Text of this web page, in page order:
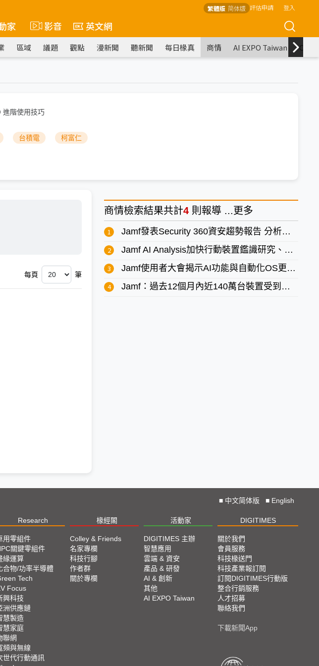
繁體版 简体版 評估申請 登入
家 影音 英文網
區域 議題 觀點 漫新聞 聽新聞 每日椽真 商情 AI EXPO Taiwan
進階使用技巧
台積電 柯富仁
每頁 筆
商情檢索結果共計4 則報導 ... 更多
Jamf發表Security 360資安趨勢報告 分析Mac與行動裝置最新資安威脅
Jamf AI Analysis加快行動裝置鑑識研究、簡化進階威脅分析
Jamf使用者大會揭示AI功能與自動化OS更新打造全新企業級API生態系統
Jamf：過去12個月內近140萬台裝置受到網路釣魚攻擊 裝置保護刻不容緩
■ 中文简体版 ■ English
Research 椽經閣 活動家 DIGITIMES
用零組件
關鍵零組件
緣運算
合物/功率半導體
Tech
Focus
興科技
洲供應鏈
慧製造
慧家庭
聯網
頻與無線
世代行動通訊
Colley & Friends
名家專欄
科技行腳
作者群
關於專欄
DIGITIMES 主辦
智慧應用
雲端 & 資安
產品 & 研發
AI & 創新
其他
AI EXPO Taiwan
關於我們
會員服務
科技椽送門
科技產業報訂閱
訂閱DIGITIMES行動版
整合行銷服務
人才招募
聯絡我們
下載新聞App